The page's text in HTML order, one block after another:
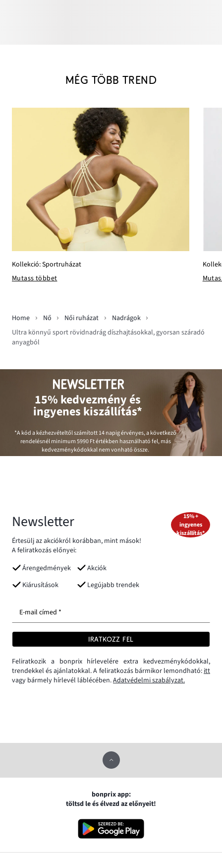
MÉG TÖBB TREND
Kollekció: Sportruházat
Mutass többet
Home Nő Női ruházat
Nadrágok
Ultra könnyű sport rövidnadrág díszhajtásokkal, gyorsan száradó
anyagból
NEWSLETTER
15% kedvezmény és
ingyenes kiszállítás*
*A kód a kézhezvételtől számított 14 napig érvényes, a következő
rendelésnél minimum5990 Ftértékben használható fel, más
kedvezménykódokkal nem vonható össze.
Newsletter
Értesülj az akciókról korábban, mint mások!
A feliratkozás előnyei:
Árengedmények
Akciók
Kiárusítások
Legújabb trendek
15% +
ingyenes
kiszállítás*
E-mail címed *
IRATKOZZ FEL
Feliratkozik a bonprix hírlevelére extra kedvezménykódokkal,
trendekkel és ajánlatokkal. A feliratkozás bármikor lemondható:itt
vagy bármely hírlevél láblécében.Adatvédelmi szabályzat.
bonprix app:
töltsd le és élvezd az előnyeit!